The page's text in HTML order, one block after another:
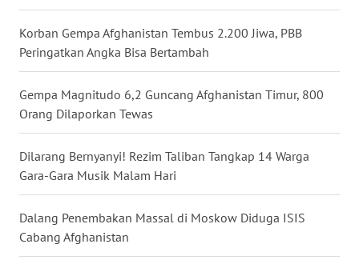
Korban Gempa Afghanistan Tembus 2.200 Jiwa, PBB
Peringatkan Angka Bisa Bertambah
Gempa Magnitudo 6,2 Guncang Afghanistan Timur, 800
Orang Dilaporkan Tewas
Dilarang Bernyanyi! Rezim Taliban Tangkap 14 Warga
Gara-Gara Musik Malam Hari
Dalang Penembakan Massal di Moskow Diduga ISIS
Cabang Afghanistan
WN
SUMSEL
WN
BENGKULU
WN
LAMPUNG
WN
JATENG